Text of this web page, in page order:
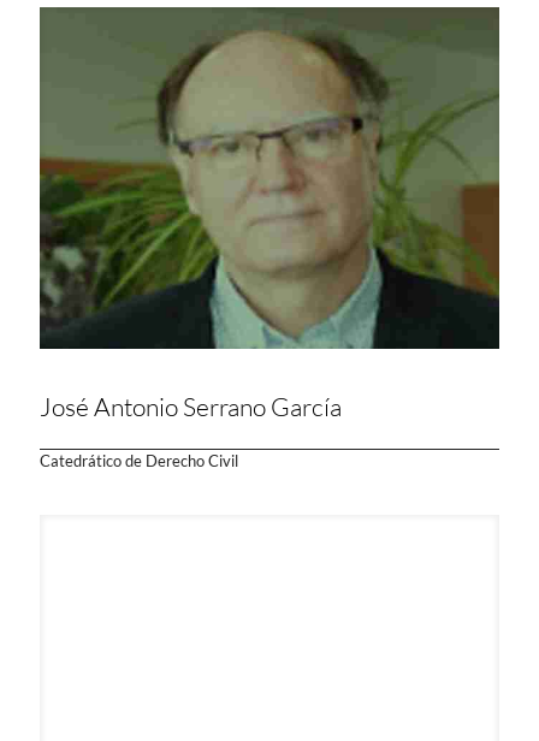
José Antonio Serrano García
Catedrático de Derecho Civil